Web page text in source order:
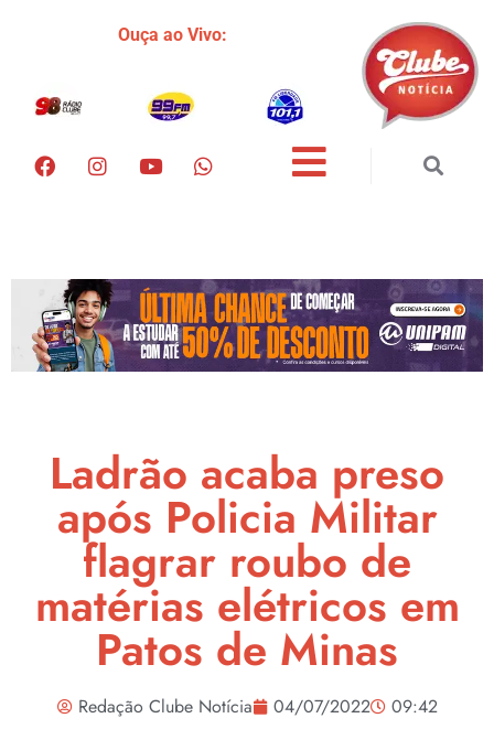
Ouça ao Vivo:
Ladrão acaba preso
após Policia Militar
flagrar roubo de
matérias elétricos em
Patos de Minas
Redação Clube Notícia 04/07/2022
09:42